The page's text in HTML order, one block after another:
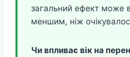
загальний ефект може
меншим, ніж
Чи впливає вік на